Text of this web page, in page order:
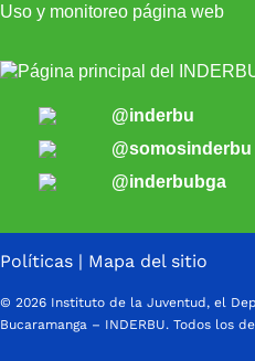
Uso y monitoreo página web
@inderbu
@somosinderbu
@inderbubga
Políticas| Mapa del sitio
© 2026 Instituto de la Juventud, el
Bucaramanga – INDERBU. Todos los